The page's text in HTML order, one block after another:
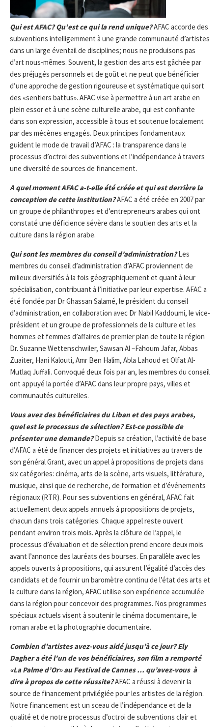
Qui est AFAC? Qu’est ce qui la rend unique?AFAC accorde des
subventions intelligemment à une grande communauté d’artistes
dans un large éventail de disciplines; nous ne produisons pas
d’art nous-mêmes. Souvent, la gestion des arts est gâchée par
des préjugés personnels et de goût et ne peut que bénéficier
d’une approche de gestion rigoureuse et systématique qui sort
des «sentiers battus». AFAC vise à permettre à un art arabe en
plein essor et à une scène culturelle arabe, qui est confiante
dans son expression, accessible à tous et soutenue localement
par des mécènes engagés. Deux principes fondamentaux
guident le mode de travail d’AFAC : la transparence dans le
processus d’octroi des subventions et l’indépendance à travers
une diversité de sources de financement.
A quel moment AFAC a-t-elle été créée et qui est derrière la
conception de cette institution?AFAC a été créée en 2007 par
un groupe de philanthropes et d’entrepreneurs arabes qui ont
constaté une déficience sévère dans le soutien des arts et la
culture dans la région arabe.
Qui sont les membres du conseil d’administration?Les
membres du conseil d’administration d’AFAC proviennent de
milieux diversifiés à la fois géographiquement et quant à leur
spécialisation, contribuant à l’initiative par leur expertise. AFAC a
été fondée par Dr Ghassan Salamé, le président du conseil
d’administration, en collaboration avec Dr Nabil Kaddoumi, le vice-
président et un groupe de professionnels de la culture et les
hommes et femmes d’affaires de premier plan de toute la région
Dr. Suzanne Wettenschwiler, Sawsan Al –Fahoum Jafar, Abbas
Zuaiter, Hani Kalouti, Amr Ben Halim, Abla Lahoud et Olfat Al-
Mutlaq Juffali. Convoqué deux fois par an, les membres du conseil
ont appuyé la portée d’AFAC dans leur propre pays, villes et
communautés culturelles.
Vous avez des bénéficiaires du Liban et des pays arabes,
quel est le processus de sélection? Est-ce possible de
présenter une demande?Depuis sa création, l’activité de base
d’AFAC a été de financer des projets et initiatives au travers de
son général Grant, avec un appel à propositions de projets dans
six catégories: cinéma, arts de la scène, arts visuels, littérature,
musique, ainsi que de recherche, de formation et d’événements
régionaux (RTR). Pour ses subventions en général, AFAC fait
actuellement deux appels annuels à propositions de projets,
chacun dans trois catégories. Chaque appel reste ouvert
pendant environ trois mois. Après la clôture de l’appel, le
processus d’évaluation et de sélection prend encore deux mois
avant l’annonce des lauréats des bourses. En parallèle avec les
appels ouverts à propositions, qui assurent l’égalité d’accès des
candidats et de fournir un baromètre continu de l’état des arts et
la culture dans la région, AFAC utilise son expérience accumulée
dans la région pour concevoir des programmes. Nos programmes
spéciaux actuels visent à soutenir le cinéma documentaire, le
roman arabe et la photographie documentaire.
Combien d’artistes avez-vous aidé jusqu’à ce jour? Ely
Dagher a été l’un de vos bénéficiaires, son film a remporté
«La Palme d’Or» au Festival de Cannes … qu’avez-vous à
dire à propos de cette réussite?AFAC a réussi à devenir la
source de financement privilégiée pour les artistes de la région.
Notre financement est un sceau de l’indépendance et de la
qualité et de notre processus d’octroi de subventions clair et